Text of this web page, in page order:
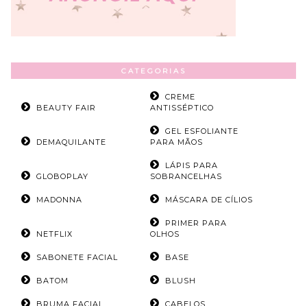
CATEGORIAS
BEAUTY FAIR
CREME
ANTISSÉPTICO
DEMAQUILANTE
GEL ESFOLIANTE
PARA MÃOS
GLOBOPLAY
LÁPIS PARA
SOBRANCELHAS
MADONNA MÁSCARA DE CÍLIOS
NETFLIX
PRIMER PARA
OLHOS
SABONETE FACIAL BASE
BATOM BLUSH